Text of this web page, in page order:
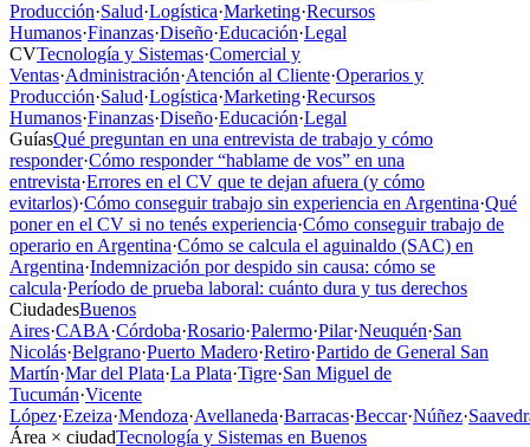
Producción·Salud·Logística·Marketing·Recursos
Humanos·Finanzas·Diseño·Educación·Legal
CVTecnología y Sistemas·Comercial y
Ventas·Administración·Atención al Cliente·Operarios y
Producción·Salud·Logística·Marketing·Recursos
Humanos·Finanzas·Diseño·Educación·Legal
GuíasQué preguntan en una entrevista de trabajo y cómo
responder·Cómo responder “hablame de vos” en una
entrevista·Errores en el CV que te dejan afuera (y cómo
evitarlos)·Cómo conseguir trabajo sin experiencia en Argentina·Qué
poner en el CV si no tenés experiencia·Cómo conseguir trabajo de
operario en Argentina·Cómo se calcula el aguinaldo (SAC) en
Argentina·Indemnización por despido sin causa: cómo se
calcula·Período de prueba laboral: cuánto dura y tus derechos
CiudadesBuenos
Aires·CABA·Córdoba·Rosario·Palermo·Pilar·Neuquén·San
Nicolás·Belgrano·Puerto Madero·Retiro·Partido de General San
Martín·Mar del Plata·La Plata·Tigre·San Miguel de
Tucumán·Vicente
López·Ezeiza·Mendoza·Avellaneda·Barracas·Beccar·Núñez·
Área × ciudadTecnología y Sistemas en Buenos